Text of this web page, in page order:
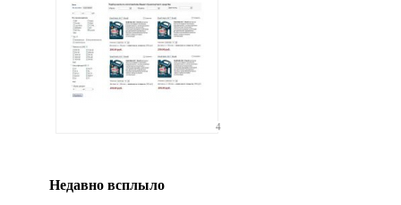
гиф или джипег шириной не более 700
4
Недавно всплыло